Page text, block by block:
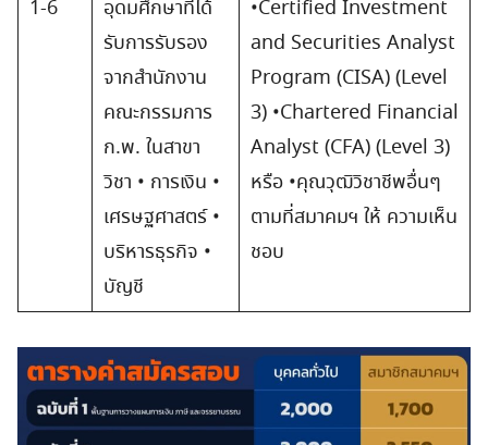
1-6
อุดมศึกษาที่ได้
รับการรับรอง
จากสำนักงาน
คณะกรรมการ
ก.พ. ในสาขา
วิชา • การเงิน •
เศรษฐศาสตร์ •
บริหารธุรกิจ •
บัญชี
•Certified Investment
and Securities Analyst
Program (CISA) (Level
3) •Chartered Financial
Analyst (CFA) (Level 3)
หรือ •คุณวุฒิวิชาชีพอื่นๆ
ตามที่สมาคมฯ ให้ ความเห็น
ชอบ